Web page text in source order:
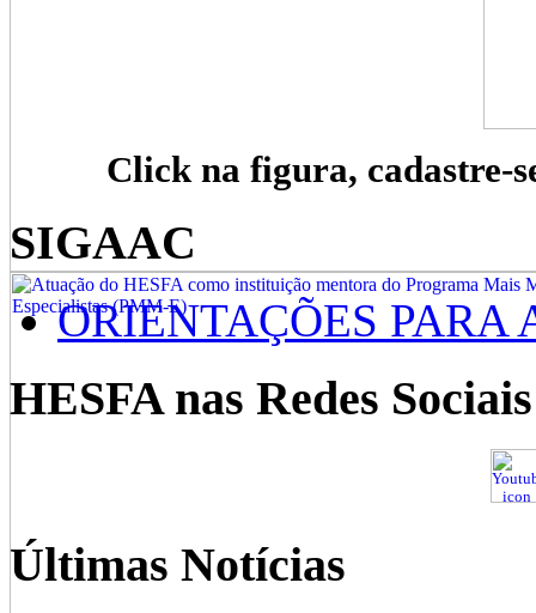
Click na figura, cadastre-
SIGAAC
ORIENTAÇÕES PARA
HESFA nas Redes Sociais
Últimas Notícias